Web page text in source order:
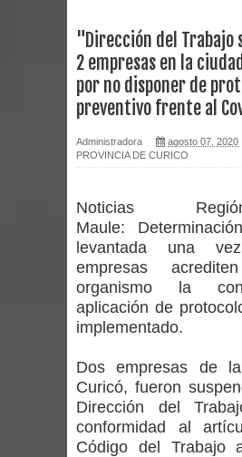
Curicó desarrollará
vacunación contra la
virus respiratorios
desafío guerreros
Banda linarense Los
regresa de Brasil
intercambio musical
con comunidades
Alta positividad en
expertos reiteren
"Dirección del Trabajo
2 empresas en la
por no disponer de
preventivo frente al
Administradora agosto 07, 2020
PROVINCIA DE CURICO
Noticias
Maule:
levantada una
empresas
organismo la
aplicación de
implementado.
Dos empresas de
Curicó, fueron
Dirección del
conformidad al
Código del Trabajo